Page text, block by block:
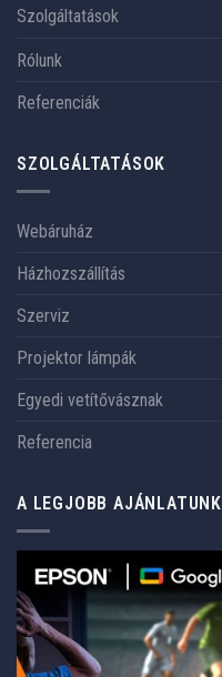
Szolgáltatások
Rólunk
Referenciák
SZOLGÁLTATÁSOK
Webáruház
Házhozszállítás
Szerviz
Projektor lámpák
Egyedi vetítővásznak
Referencia
A LEGJOBB AJÁNLATUNK